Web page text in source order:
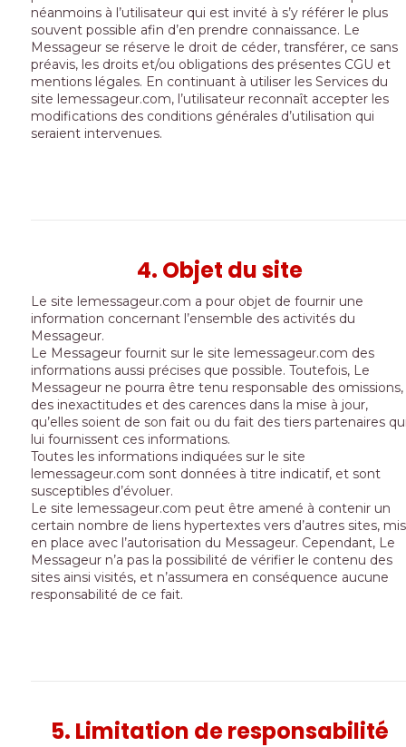
néanmoins à l’utilisateur qui est invité à s’y référer le plus
souvent possible afin d’en prendre connaissance. Le
Messageur se réserve le droit de céder, transférer, ce sans
préavis, les droits et/ou obligations des présentes CGU et
mentions légales. En continuant à utiliser les Services du
site lemessageur.com, l’utilisateur reconnaît accepter les
modifications des conditions générales d’utilisation qui
seraient intervenues.
4. Objet du site
Le site lemessageur.com a pour objet de fournir une
information concernant l’ensemble des activités du
Messageur.
Le Messageur fournit sur le site lemessageur.com des
informations aussi précises que possible. Toutefois, Le
Messageur ne pourra être tenu responsable des omissions,
des inexactitudes et des carences dans la mise à jour,
qu’elles soient de son fait ou du fait des tiers partenaires
lui fournissent ces informations.
Toutes les informations indiquées sur le site
lemessageur.com sont données à titre indicatif, et sont
susceptibles d’évoluer.
Le site lemessageur.com peut être amené à contenir un
certain nombre de liens hypertextes vers d’autres sites, mis
en place avec l’autorisation du Messageur. Cependant, Le
Messageur n’a pas la possibilité de vérifier le contenu des
sites ainsi visités, et n’assumera en conséquence aucune
responsabilité de ce fait.
5. Limitation de responsabilité